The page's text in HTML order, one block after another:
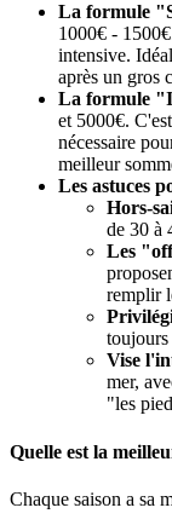
La formule
1000€ -
intensive.
après un gros
La formule
et 5000€.
nécessaire
meilleur
Les astuces
Hors-
de 30 à
Les
remplir
toujours
Vise
mer,
"les
Quelle est la
Chaque saison a sa